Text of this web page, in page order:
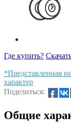
Где купить?
*Представленная
характер
Поделиться:
Общие